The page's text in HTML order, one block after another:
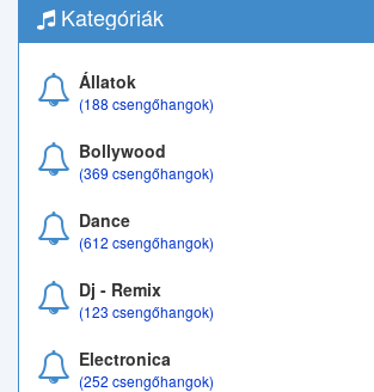
Kategóriák
Állatok
(188 csengőhangok)
Bollywood
(369 csengőhangok)
Dance
(612 csengőhangok)
Dj - Remix
(123 csengőhangok)
Electronica
(252 csengőhangok)